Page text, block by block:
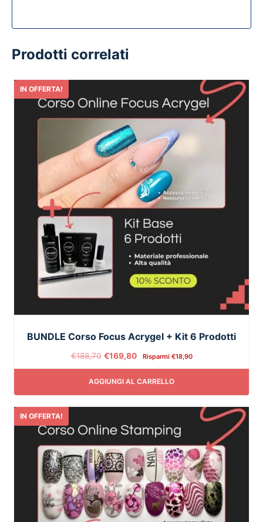
Prodotti correlati
IN OFFERTA!
BUNDLE Corso Focus Acrygel + Kit 6 Prodotti
€188,70 €169,80 Risparmi €18,90
AGGIUNGI AL CARRELLO
IN OFFERTA!